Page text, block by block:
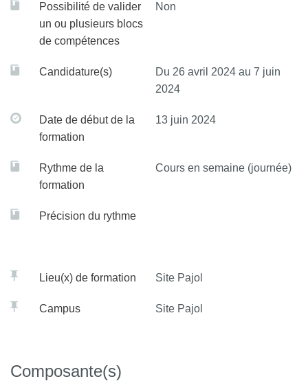
sur la Ponction Lombaire
- Etre capable d’expliquer au patient le geste et de
répondre à ses questions
- Etre capable de préparer et d’accompagner le geste de
ponction lombaire et/ou de mesure de pression du liquide
et/ou d’injection intra-rachidienne en anticipant les étapes
- Etre capable de disposer le patch anesthésiant en regard
du niveau de ponction
- Etre capable de positionner et de rassurer le patient
- Positionner un patch anesthésiant en regard du point de
ponction
- Surveiller le patient post-ponction et connaitre les signes
Possibilité de valider
un ou plusieurs blocs
de compétences
Non
Candidature(s)
Du 26 avril 2024 au 7 juin
2024
Date de début de la
formation
13 juin 2024
Rythme de la
formation
Cours en semaine (journée)
Précision du rythme
Lieu(x) de formation Site Pajol
Campus Site Pajol
Composante(s)